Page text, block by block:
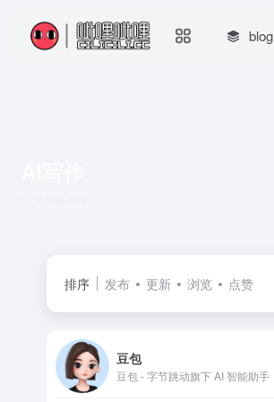
blog
排序 发布 更新 浏览 点赞
豆包
豆包 - 字节跳动旗下 AI 智能助手